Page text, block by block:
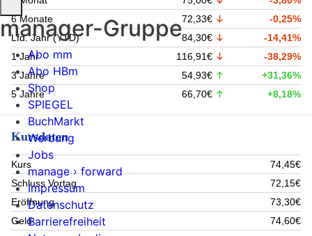
6 Monate
72,33€
-0,25%
Lfd. Jahr (YTD)
84,30€
-14,41%
1 Jahr
116,91€
-38,29%
3 Jahre
54,93€
+31,36%
5 Jahre
66,70€ +8,18%
Kursdaten
Kurs
74,45€
Schluss Vortag
72,15€
Eröffnung
73,30€
Geld
74,60€
manager-Gruppe
Abo mm
Abo HBm
Shop
SPIEGEL
BuchMarkt
Werbung
Jobs
manage › forward
Impressum
Datenschutz
Barrierefreiheit